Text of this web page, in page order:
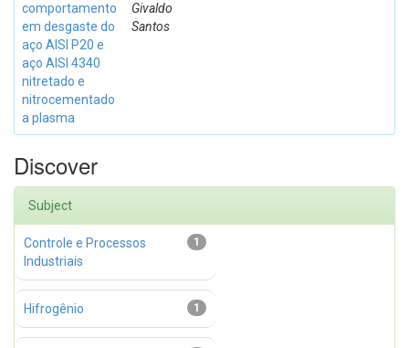
comportamento
em desgaste do
aço AISI P20 e
aço AISI 4340
nitretado e
nitrocementado
a plasma
Givaldo
Santos
Discover
Subject
1
Controle e Processos
Industriais
1
Hifrogênio